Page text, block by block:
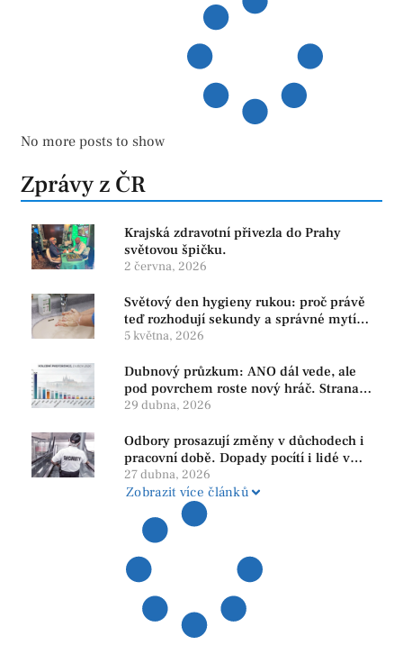
No more posts to show
Zprávy z ČR
Krajská zdravotní přivezla do Prahy
světovou špičku.
2 června, 2026
Světový den hygieny rukou: proč právě
teď rozhodují sekundy a správné mytí
rukou
5 května, 2026
Dubnový průzkum: ANO dál vede, ale
pod povrchem roste nový hráč. Strana
PRO se drží nejvýš mezi menšími
29 dubna, 2026
Odbory prosazují změny v důchodech i
pracovní době. Dopady pocítí i lidé v
našem regionu
27 dubna, 2026
Zobrazit více článků